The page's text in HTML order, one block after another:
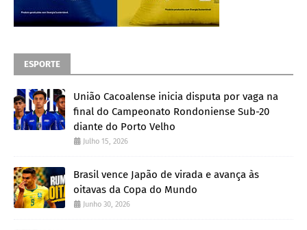
ESPORTE
União Cacoalense inicia disputa por vaga na
final do Campeonato Rondoniense Sub-20
diante do Porto Velho
Julho 15, 2026
Brasil vence Japão de virada e avança às
oitavas da Copa do Mundo
Junho 30, 2026